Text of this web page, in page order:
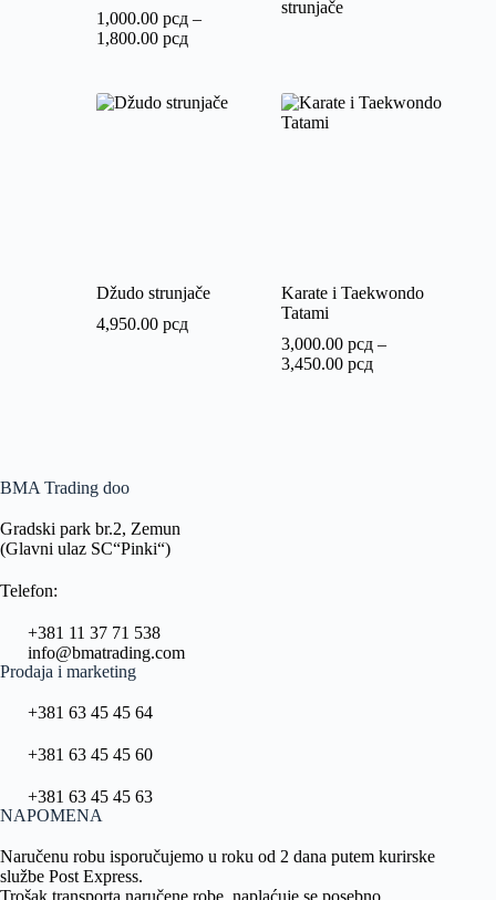
1,000.00 рсд –
1,800.00 рсд
strunjače
Džudo strunjače
4,950.00 рсд
Karate i Taekwondo
Tatami
3,000.00 рсд –
3,450.00 рсд
BMA Trading doo
Gradski park br.2, Zemun
(Glavni ulaz SC“Pinki“)
Telefon:
+381 11 37 71 538
info@bmatrading.com
Prodaja i marketing
+381 63 45 45 64
+381 63 45 45 60
+381 63 45 45 63
NAPOMENA
Naručenu robu isporučujemo u roku od 2 dana putem kurirske
službe Post Express.
Trošak transporta naručene robe, naplaćuje se posebno